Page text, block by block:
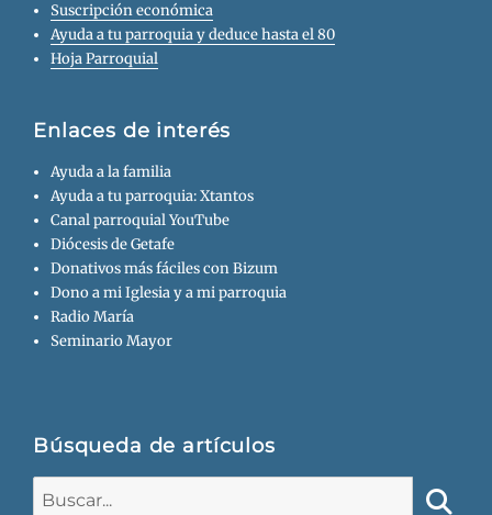
Suscripción económica
Ayuda a tu parroquia y deduce hasta el 80
Hoja Parroquial
Enlaces de interés
Ayuda a la familia
Ayuda a tu parroquia: Xtantos
Canal parroquial YouTube
Diócesis de Getafe
Donativos más fáciles con Bizum
Dono a mi Iglesia y a mi parroquia
Radio María
Seminario Mayor
Búsqueda de artículos